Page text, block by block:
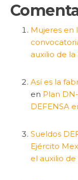
Mujeres en
auxilio de la
Así es la
en Plan
DEFENSA
Sueldos
Ejército
el auxilio de